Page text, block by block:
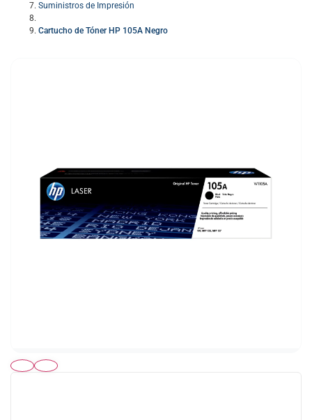
Suministros de Impresión
Cartucho de Tóner HP 105A Negro